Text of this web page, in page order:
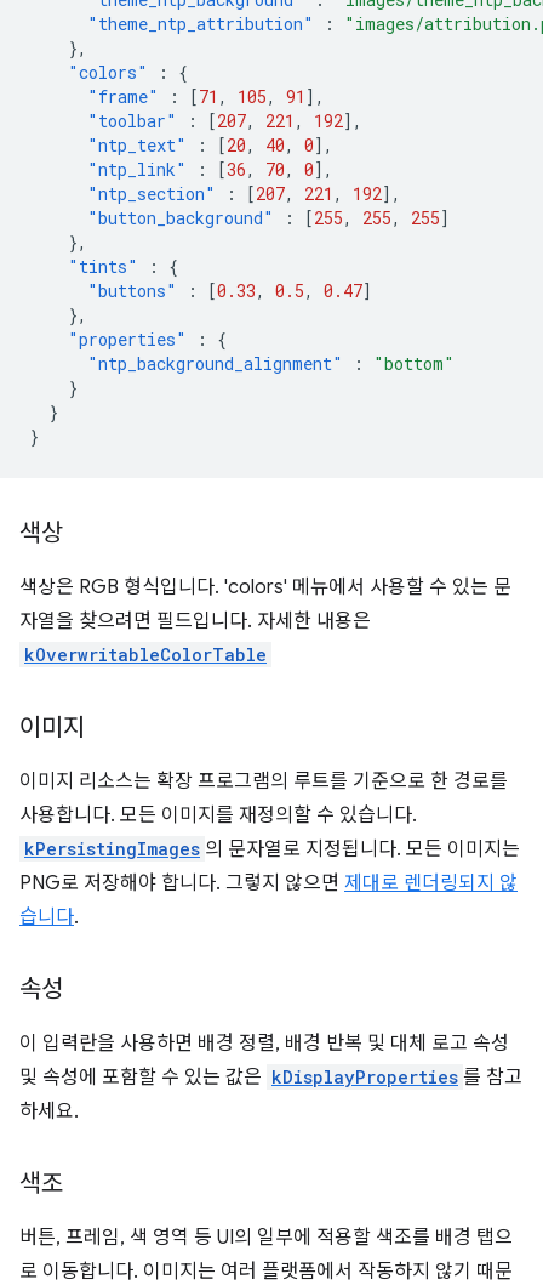
"theme_ntp_attribution"
:
"images/
},
"colors"
:
{
"frame"
: [71 , 105, 91 ],
"toolbar"
: [207, 221 , 192],
"ntp_text"
: [20, 40, 0],
"ntp_link"
: [36, 70, 0],
"ntp_section"
: [207, 221 , 192],
"button_background"
: [255, 255, 255]
},
"tints"
:
{
"buttons"
: [0.33, 0.5, 0.47]
},
"properties"
:
{
"ntp_background_alignment"
:
"bottom"
}
}
}
색상
색상은 RGB 형식입니다. 'colors' 메뉴에서 사용할 수 있는 문
자열을 찾으려면 필드입니다. 자세한 내용은
kOverwritableColorTable
이미지
이미지 리소스는 확장 프로그램의 루트를 기준으로 한 경로를
사용합니다. 모든 이미지를 재정의할 수 있습니다.
kPersistingImages 의 문자열로 지정됩니다. 모든 이미지는
PNG로 저장해야 합니다. 그렇지 않으면 제대로 렌더링되지 않
습니다.
속성
이 입력란을 사용하면 배경 정렬, 배경 반복 및 대체 로고 속성
및 속성에 포함할 수 있는 값은 kDisplayProperties 를 참고
하세요.
색조
버튼, 프레임, 색 영역 등 UI의 일부에 적용할 색조를 배경 탭으
로 이동합니다. 이미지는 여러 플랫폼에서 작동하지 않기 때문